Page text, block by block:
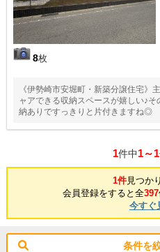
8枚
《伊勢崎市安堀町・新築分譲住宅》
ャアできる収納スペースが嬉しい♪
納ありですっきりと片付きますね◎
1件中1～1
1件見つか
会員登録をすると全397
今すぐ
条件を